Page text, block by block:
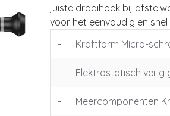
juiste draaihoek bij
voor het eenvoudig en
-
Kraftform Micro-
- Elektrostatisch
- Meercomponenten